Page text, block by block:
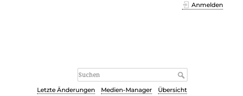
Anmelden
Letzte Änderungen Medien-Manager
Übersicht